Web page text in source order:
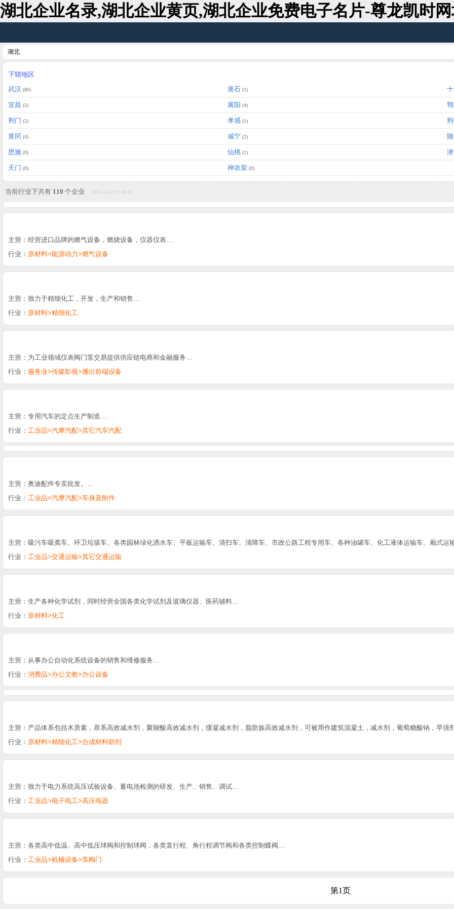
湖北企业名录,湖北企业黄页,湖北企业免费电子名片-尊龙凯时
湖北
下辖地区
武汉 (80) 黄石 (1)
宜昌 (3) 襄阳 (4)
荆门 (2) 孝感 (1)
黄冈 (4) 咸宁 (2)
恩施 (0) 仙桃 (1)
天门 (0) 神农架 (0)
当前行业下共有 110 个企业 2021-6-22 20:40:39
主营：经营进口品牌的燃气设备，燃烧设备，仪器仪表…
行业： 原材料>能源动力>燃气设备
主营：致力于精细化工，开发，生产和销售…
行业： 原材料>精细化工
主营：为工业领域仪表阀门泵交易提供供应链电商和金融服务…
行业： 服务业>传媒影视>播出前端设备
主营：专用汽车的定点生产制造…
行业： 工业品>汽摩汽配>其它汽车汽配
主营：奥迪配件专卖批发。…
行业： 工业品>汽摩汽配>车身及附件
主营：吸污车吸粪车、环卫垃圾车、各类园林绿化洒水车、平板运输车、清扫车、清障车、市政公路工程专用车、各种油罐车、化工液体运输车、厢式运
行业： 工业品>交通运输>其它交通运输
主营：生产各种化学试剂，同时经营全国各类化学试剂及玻璃仪器、医药辅料…
行业： 原材料>化工
主营：从事办公自动化系统设备的销售和维修服务…
行业： 消费品>办公文教>办公设备
主营：产品体系包括木质素，萘系高效减水剂，聚羧酸高效减水剂，缓凝减水剂，脂肪族高效减水剂，可被用作建筑混凝土，减水剂，葡萄糖酸钠，早强
行业： 原材料>精细化工>合成材料助剂
主营：致力于电力系统高压试验设备、蓄电池检测的研发、生产、销售、调试…
行业： 工业品>电子电工>高压电器
主营：各类高中低温、高中低压球阀和控制球阀，各类直行程、角行程调节阀和各类控制蝶阀…
行业： 工业品>机械设备>泵阀门
第1页